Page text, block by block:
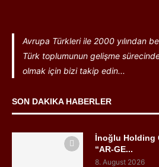
Avrupa Türkleri ile 2000 yılından
Türk toplumunun gelişme
olmak için bizi takip edin...
SON DAKIKA HABERLER
İnoğlu Holding
“AR-GE...
8. August 2026